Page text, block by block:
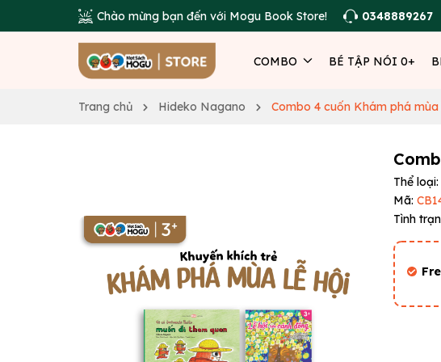
Chào mừng bạn đến với Mogu Book Store! 0348889267
COMBO BÉ TẬP NÓI 0+
Trang chủ Hideko Nagano Combo 4 cuốn Khám phá mùa
Thể loại:
Mã:
Tình